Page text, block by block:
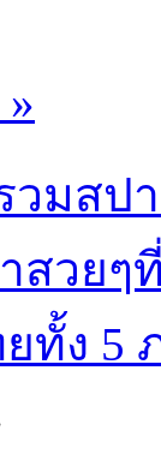
รวม
สวย
ทั้ง 5